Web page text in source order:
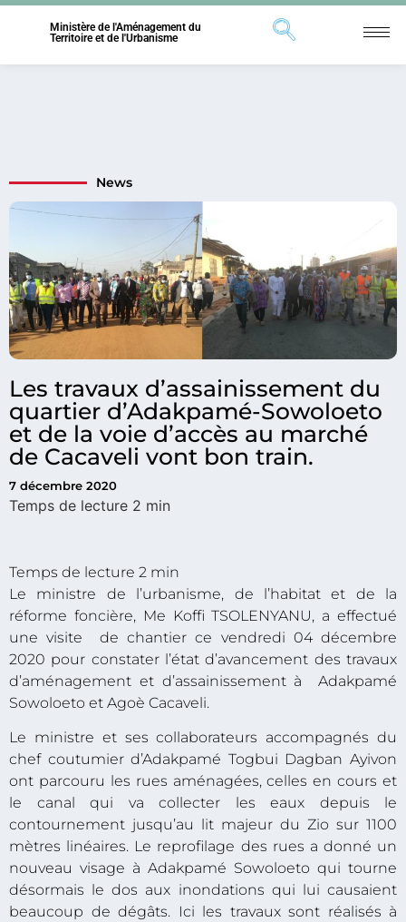
Ministère de l'Aménagement du
Territoire et de l'Urbanisme
Les travaux d’assainissement du
quartier d’Adakpamé-Sowoloeto
et de la voie d’accès au marché
de Cacaveli vont bon train.
7 décembre 2020
News
Le ministre de l’urbanisme, de l’habitat et de la
réforme foncière, Me Koffi TSOLENYANU, a effectué
une visite de chantier ce vendredi 04 décembre
2020 pour constater l’état d’avancement des travaux
d’aménagement et d’assainissement à Adakpamé
Sowoloeto et Agoè Cacaveli.
Le ministre et ses collaborateurs accompagnés du
chef coutumier d’Adakpamé Togbui Dagban Ayivon
ont parcouru les rues aménagées, celles en cours et
le canal qui va collecter les eaux depuis le
contournement jusqu’au lit majeur du Zio sur 1100
mètres linéaires. Le reprofilage des rues a donné un
nouveau visage à Adakpamé Sowoloeto qui tourne
désormais le dos aux inondations qui lui causaient
beaucoup de dégâts. Ici les travaux sont réalisés à